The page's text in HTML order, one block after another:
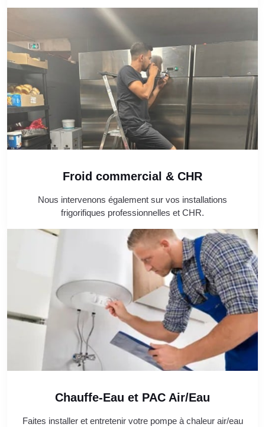
Froid commercial & CHR
Nous intervenons également sur vos installations
frigorifiques professionnelles et CHR.
Chauffe-Eau et PAC Air/Eau
Faites installer et entretenir votre pompe à chaleur air/eau